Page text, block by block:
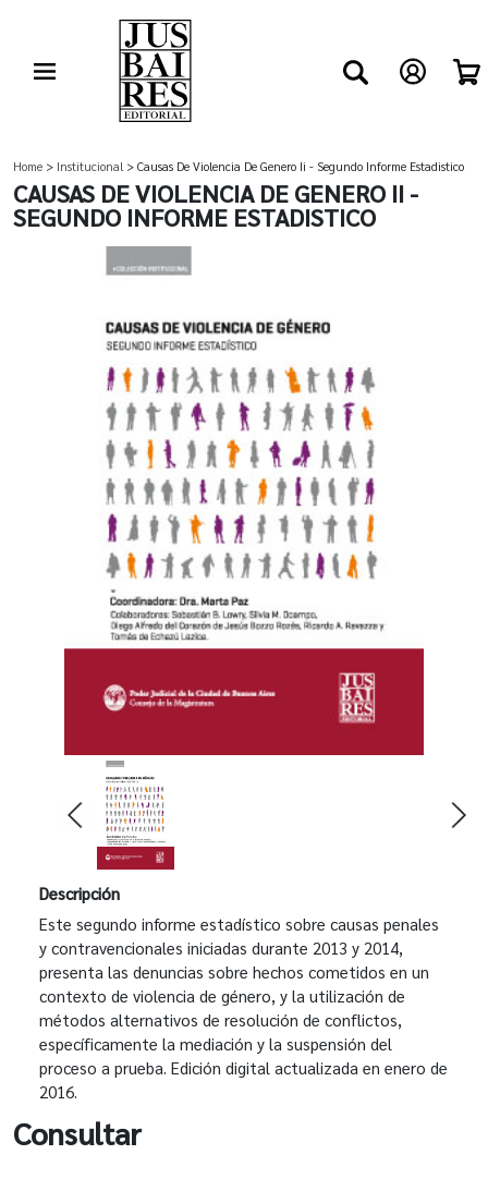
Home > Institucional > Causas De Violencia De Genero Ii - Segundo Informe Estadistico
CAUSAS DE VIOLENCIA DE GENERO II -
SEGUNDO INFORME ESTADISTICO
Descripción
Este segundo informe estadístico sobre causas penales
y contravencionales iniciadas durante 2013 y 2014,
presenta las denuncias sobre hechos cometidos en un
contexto de violencia de género, y la utilización de
métodos alternativos de resolución de conflictos,
específicamente la mediación y la suspensión del
proceso a prueba. Edición digital actualizada en enero de
2016.
Consultar